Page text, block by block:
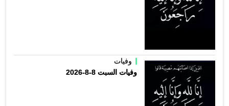
وفيات
وفيات السبت 8-8-2026